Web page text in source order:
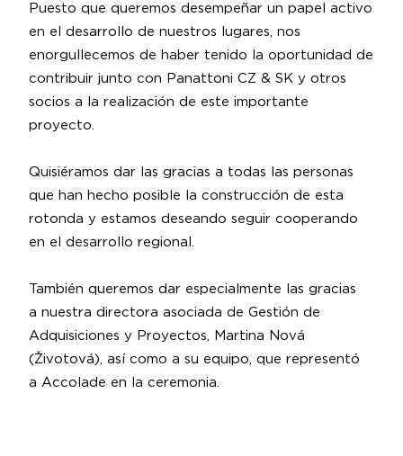
Puesto que queremos desempeñar un papel activo
en el desarrollo de nuestros lugares, nos
enorgullecemos de haber tenido la oportunidad de
contribuir junto con Panattoni CZ & SK y otros
socios a la realización de este importante
proyecto.
Quisiéramos dar las gracias a todas las personas
que han hecho posible la construcción de esta
rotonda y estamos deseando seguir cooperando
en el desarrollo regional.
También queremos dar especialmente las gracias
a nuestra directora asociada de Gestión de
Adquisiciones y Proyectos,
Martina Nová
(Životová) , así como a su equipo, que representó
a Accolade en la ceremonia.